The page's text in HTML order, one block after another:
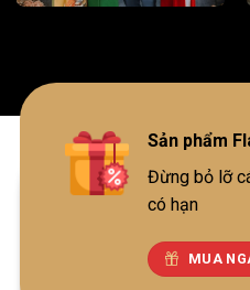
Sản phẩm
Đừng bỏ lỡ
có hạn
MUA